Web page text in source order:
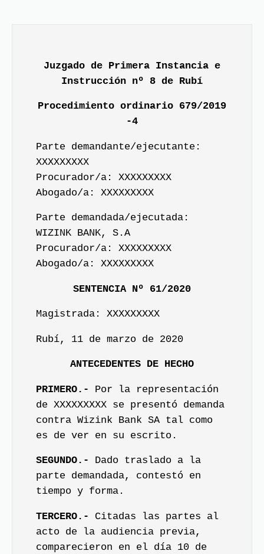
Juzgado de Primera Instancia e
Instrucción nº 8 de Rubí
Procedimiento ordinario 679/2019
-4
Parte demandante/ejecutante:
XXXXXXXXX
Procurador/a: XXXXXXXXX
Abogado/a: XXXXXXXXX
Parte demandada/ejecutada:
WIZINK BANK, S.A
Procurador/a: XXXXXXXXX
Abogado/a: XXXXXXXXX
SENTENCIA Nº 61/2020
Magistrada: XXXXXXXXX
Rubí, 11 de marzo de 2020
ANTECEDENTES DE HECHO
PRIMERO.-
Por la representación
de XXXXXXXXX se presentó demanda
contra Wizink Bank SA tal como
es de ver en su escrito.
SEGUNDO.-
Dado traslado a la
parte demandada, contestó en
tiempo y forma.
TERCERO.-
Citadas las partes al
acto de la audiencia previa,
comparecieron en el día 10 de